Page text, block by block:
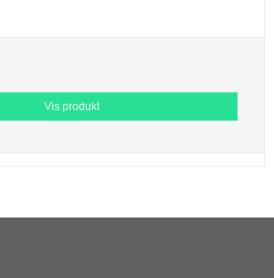
Vis produkt